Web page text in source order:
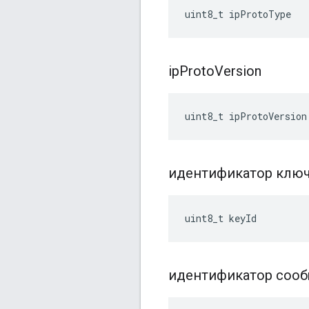
uint8_t ipProtoType
ipProtoVersion
uint8_t ipProtoVersion
идентификатор
uint8_t keyId
идентификатор